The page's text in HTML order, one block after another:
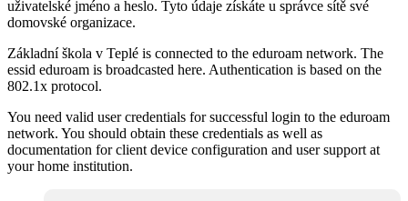
uživatelské jméno a heslo. Tyto údaje získáte u správce sítě své
domovské organizace.
Základní škola v Teplé is connected to the eduroam network. The
essid eduroam is broadcasted here. Authentication is based on the
802.1x protocol.
You need valid user credentials for successful login to the eduroam
network. You should obtain these credentials as well as
documentation for client device configuration and user support at
your home institution.